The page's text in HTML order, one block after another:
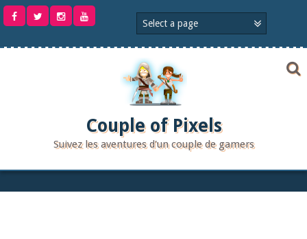
Aller
Couple of Pixels
Suivez les aventures d'un couple de gamers